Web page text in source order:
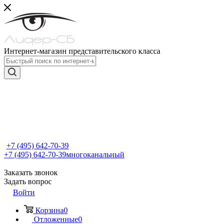
Интернет-магазин представительского класса
+7 (495) 642-70-39
+7 (495) 642-70-39многоканальный
Заказать звонок
Задать вопрос
Войти
Корзина0
Отложенные0